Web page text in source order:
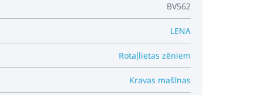
BV562
LENA
Rotaļlietas zēniem
Kravas mašīnas